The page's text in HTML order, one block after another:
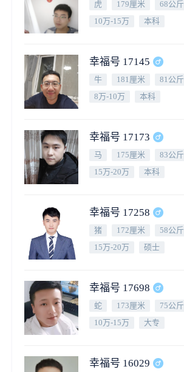
虎 179厘米 68公斤
10万-15万
本科
幸福号 17145
牛 181厘米 81公斤
8万-10万
本科
幸福号 17173
马 175厘米 83公斤
15万-20万
本科
幸福号 17258
猪 172厘米 58公斤
15万-20万
硕士
幸福号 17698
蛇 173厘米 75公斤
10万-15万
大专
幸福号 16029